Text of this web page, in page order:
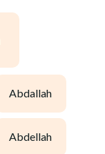
abdallah
abdellah